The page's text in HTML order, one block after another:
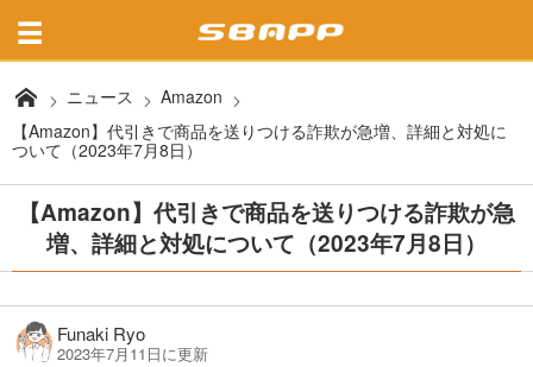
ニュース
Amazon
【Amazon】代引きで商品を送りつける詐欺が急増、詳細と対処に
ついて（2023年7月8日）
【Amazon】代引きで商品を送りつける詐欺が急
増、詳細と対処について（2023年7月8日）
Funaki Ryo
2023年7月11日に更新